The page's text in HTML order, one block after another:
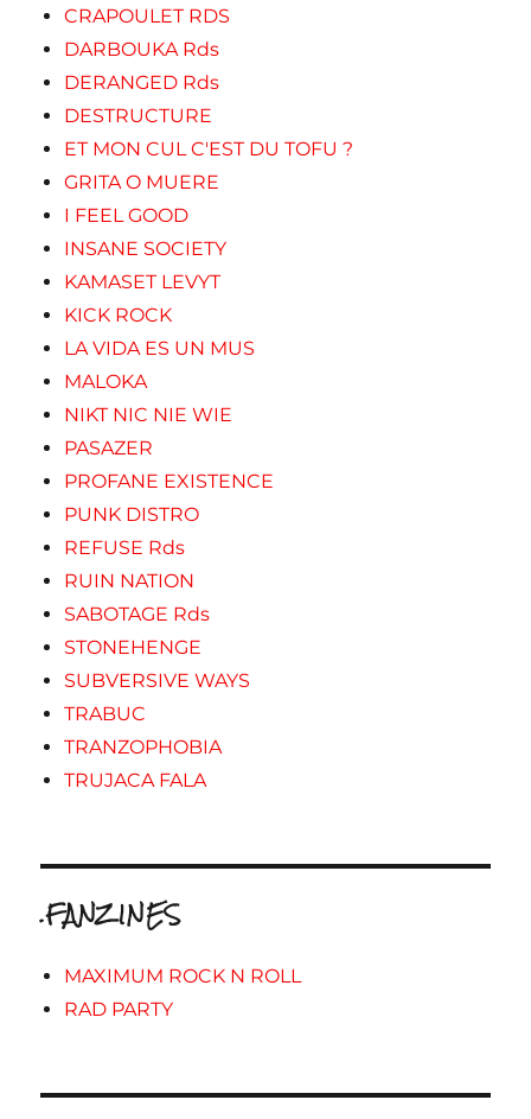
CRAPOULET RDS
DARBOUKA Rds
DERANGED Rds
DESTRUCTURE
ET MON CUL C'EST DU TOFU ?
GRITA O MUERE
I FEEL GOOD
INSANE SOCIETY
KAMASET LEVYT
KICK ROCK
LA VIDA ES UN MUS
MALOKA
NIKT NIC NIE WIE
PASAZER
PROFANE EXISTENCE
PUNK DISTRO
REFUSE Rds
RUIN NATION
SABOTAGE Rds
STONEHENGE
SUBVERSIVE WAYS
TRABUC
TRANZOPHOBIA
TRUJACA FALA
.FANZINES
MAXIMUM ROCK N ROLL
RAD PARTY